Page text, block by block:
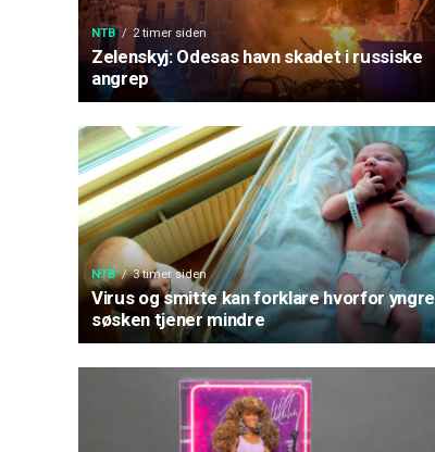
NTB 2 timer siden
Zelenskyj: Odesas havn skadet i russiske
angrep
NTB 3 timer siden
Virus og smitte kan forklare hvorfor yngre
søsken tjener mindre